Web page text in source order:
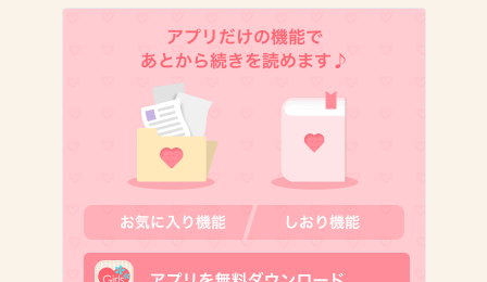
桑マンの持ち方に比べたらみんなマシだよ。
2018/01/08(月) 09:33:05
箸づかいも気になるけど食べ方も気になる。
北川景子の食べ方を見たときにビックリした。